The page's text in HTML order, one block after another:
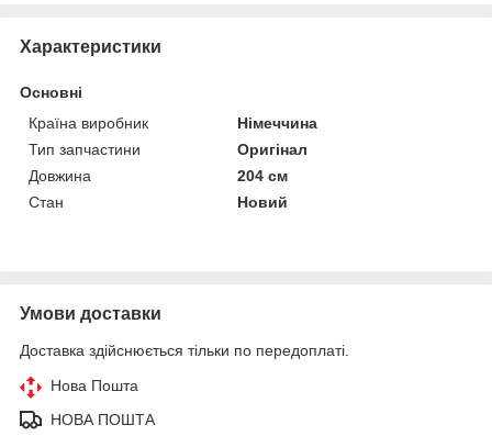
Характеристики
Основні
Країна виробник
Німеччина
Тип запчастини
Оригінал
Довжина
204 см
Стан
Новий
Умови доставки
Доставка здійснюється тільки по передоплаті.
Нова Пошта
НОВА ПОШТА